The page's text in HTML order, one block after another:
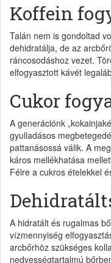
Koffein
Talán nem is gondoltad
dehidratálja, de az
ráncosodáshoz vezet.
elfogyasztott kávét
Cukor
A generációnk
gyulladásos
pattanásossá válik. A
káros mellékhatása
Félre a cukros ételekkel
A hidratált és rugalmas
vízmennyiség
arcbőrhöz szükséges
nedvességtartalmú